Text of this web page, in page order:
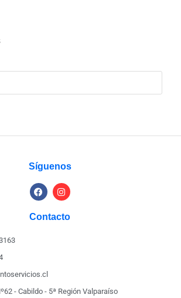
Síguenos
Contacto
- Cabildo - 5ª Región Valparaíso